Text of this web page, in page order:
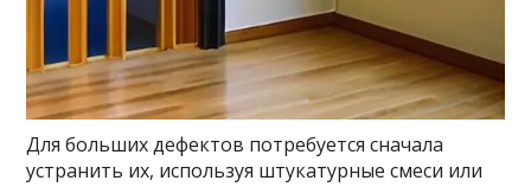
Для больших дефектов потребуется сначала
устранить их, используя штукатурные смеси или